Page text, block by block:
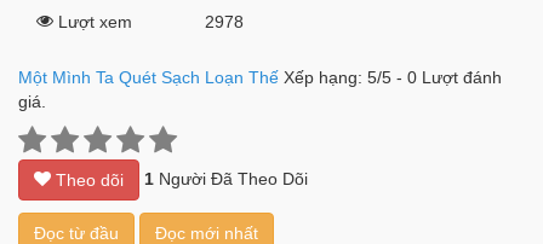
Lượt xem 2978
Một Mình Ta Quét Sạch Loạn Thế Xếp hạng: 5/5 - 0 Lượt đánh
giá.
Theo dõi 1 Người Đã Theo Dõi
Đọc từ đầu Đọc mới nhất